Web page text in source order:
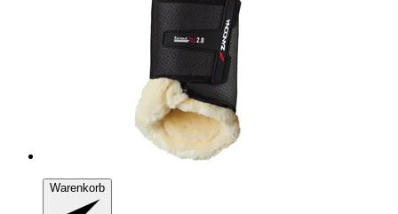
Warenkorb